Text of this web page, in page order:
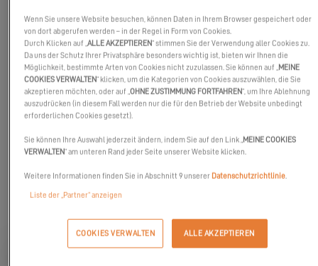
Begleiten Sie uns in Phuket zur Excess Thailand Premiere
organisiert mit unserem offiziellen HändlerPrimus Marine
Entdecken Sie dabei dieExcess 11, den Katamaran, der Freiheit,
Agilität und pures Segelvergnügen verkörpert.
Ein einzigartiges Event, um den Excess-Spirit im Herzen
ENTDECKE SIE
Wenn Sie unsere Website besuchen, können Daten in Ihrem Browser gespeichert oder
von dort abgerufen werden – in der Regel in Form von Cookies.
Durch Klicken auf „ALLE AKZEPTIEREN“ stimmen Sie der Verwendung aller Cookies zu.
Da uns der Schutz Ihrer Privatsphäre besonders wichtig ist, bieten wir Ihnen die
Möglichkeit, bestimmte Arten von Cookies nicht zuzulassen. Sie können auf „MEINE
COOKIES VERWALTEN“ klicken, um die Kategorien von Cookies auszuwählen, die Sie
akzeptieren möchten, oder auf „OHNE ZUSTIMMUNG FORTFAHREN“, um Ihre Ablehnung
auszudrücken (in diesem Fall werden nur die für den Betrieb der Website unbedingt
erforderlichen Cookies gesetzt).
Sie können Ihre Auswahl jederzeit ändern, indem Sie auf den Link „MEINE COOKIES
VERWALTEN“ am unteren Rand jeder Seite unserer Website klicken.
Weitere Informationen finden Sie in Abschnitt 9 unserer Datenschutzrichtlinie.
Liste der „Partner“ anzeigen
COOKIES VERWALTEN ALLE AKZEPTIEREN